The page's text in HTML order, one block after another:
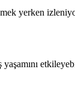
yerken